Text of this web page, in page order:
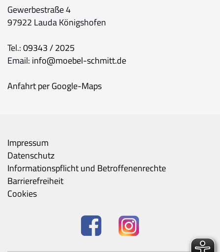
Gewerbestraße 4
97922 Lauda Königshofen
Tel.:09343 / 2025
Email: info@moebel-schmitt.de
Anfahrt per Google-Maps
Impressum
Datenschutz
Informationspflicht und Betroffenenrechte
Barrierefreiheit
Cookies